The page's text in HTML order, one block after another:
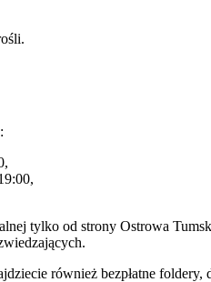
tylko od strony Ostrowa
również bezpłatne